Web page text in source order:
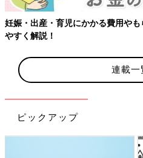
妊娠・出産・育児にかかる費用や
やすく解説！
連載一
ピックアップ